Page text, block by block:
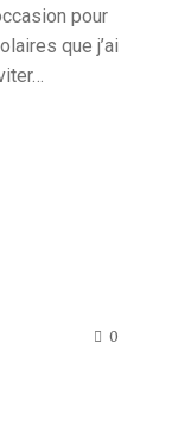
pour
que j’ai
0